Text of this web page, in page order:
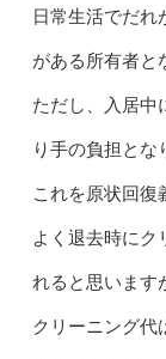
日常生活でだれ
がある所有者と
ただし、入居中
り手の負担とな
これを原状回復
よく退去時にク
れると思います
クリーニング代